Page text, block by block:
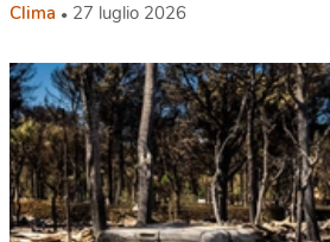
Clima 27 luglio 2026